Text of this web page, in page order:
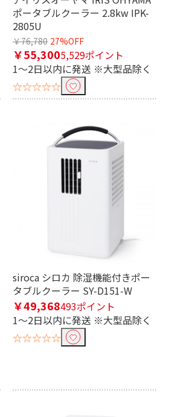
ポータブルクーラー 2.8kw IPK-
2805U
￥76,780 27%OFF
￥55,3005,529ポイント
1～2日以内に発送 ※大型品除く
☆☆☆☆☆
siroca シロカ 除湿機能付きポー
タブルクーラー SY-D151-W
￥49,368493ポイント
1～2日以内に発送 ※大型品除く
☆☆☆☆☆